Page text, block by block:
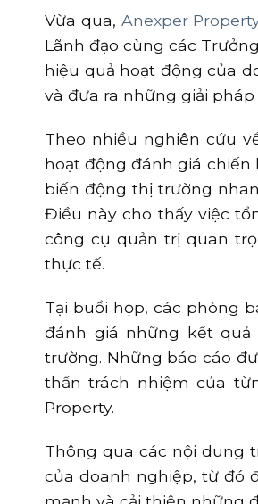
Vừa qua, Anexper
Lãnh đạo cùng các
hiệu quả hoạt động của
và đưa ra những giải
Theo nhiều nghiên cứu
hoạt động đánh giá
biến động thị trường
Điều này cho thấy việc
công cụ quản trị quan
thực tế.
Tại buổi họp, các phòng
đánh giá những kết
trường. Những báo cáo
thần trách nhiệm của
Property.
Thông qua các nội dung
của doanh nghiệp, từ đó